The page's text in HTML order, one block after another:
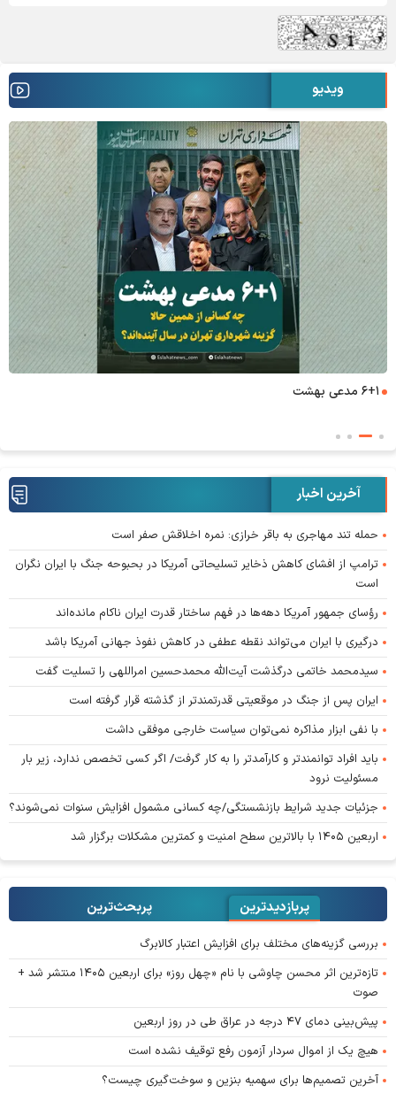
ویدیو
۶+۱ مدعی بهشت
آخرین اخبار
حمله تند مهاجری به باقر خرازی: نمره اخلاقش صفر است
ترامپ از افشای کاهش ذخایر تسلیحاتی آمریکا در بحبوحه جنگ با ایران نگران
است
رؤسای جمهور آمریکا دهه‌ها در فهم ساختار قدرت ایران ناکام مانده‌اند
درگیری با ایران می‌تواند نقطه عطفی در کاهش نفوذ جهانی آمریکا باشد
سیدمحمد خاتمی درگذشت آیت‌الله محمدحسین امراللهی را تسلیت گفت
ایران پس از جنگ در موقعیتی قدرتمندتر از گذشته قرار گرفته است
با نفی ابزار مذاکره نمی‌توان سیاست خارجی موفقی داشت
باید افراد توانمندتر و کارآمدتر را به کار گرفت/ اگر کسی تخصص ندارد، زیر بار
مسئولیت نرود
جزئیات جدید شرایط بازنشستگی/چه کسانی مشمول افزایش سنوات نمی‌شوند؟
اربعین ۱۴۰۵ با بالاترین سطح امنیت و کمترین مشکلات برگزار شد
پربازدیدترین پربحث‌ترین‌
بررسی گزینه‌های مختلف برای افزایش اعتبار کالابرگ
تازه‌ترین اثر محسن چاوشی با نام «چهل روز» برای اربعین ۱۴۰۵ منتشر شد +
صوت
پیش‌بینی دمای ۴۷ درجه در عراق طی در روز اربعین
هیچ یک از اموال سردار آزمون رفع توقیف نشده است
آخرین تصمیم‌ها برای سهمیه بنزین و سوخت‌گیری چیست؟